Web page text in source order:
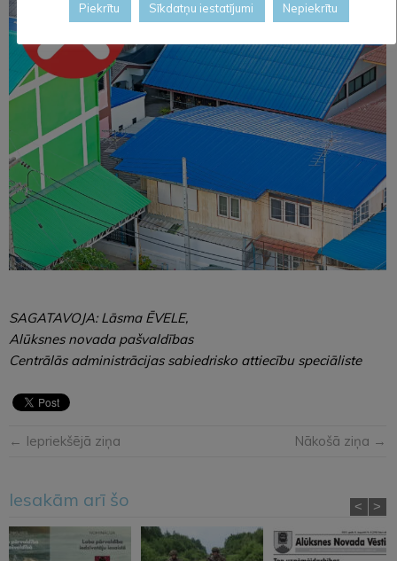
SAGATAVOJA: Lāsma ĒVELE,
Alūksnes novada pašvaldības
Centrālās administrācijas sabiedrisko attiecību speciāliste
← Iepriekšējā ziņa Nākošā ziņa →
Iesakām arī šo < >
Piekrītu Sīkdatņu iestatījumi Nepiekrītu